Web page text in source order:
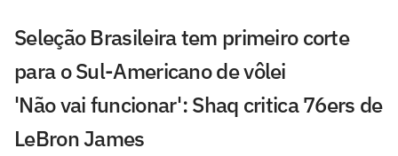
Seleção Brasileira tem primeiro corte
para o Sul-Americano de vôlei
'Não vai funcionar': Shaq critica 76ers de
LeBron James